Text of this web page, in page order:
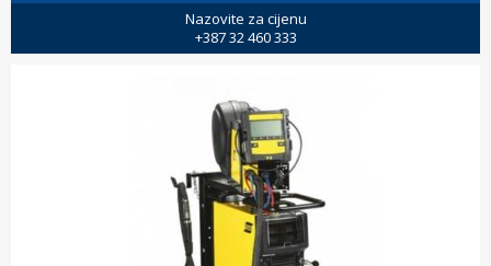
Nazovite za cijenu
+387 32 460 333